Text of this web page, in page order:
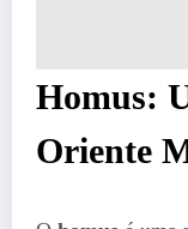
Homus:
Oriente